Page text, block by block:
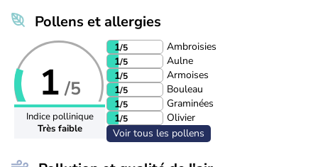
Pollens et allergies
1 /5
Indice pollinique
Très faible
1/5
Ambroisies
1/5
Aulne
1/5
Armoises
1/5
Bouleau
1/5
Graminées
1/5
Olivier
Voir tous les pollens